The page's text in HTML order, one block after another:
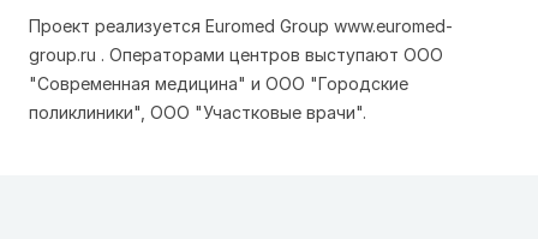
Проект реализуется Euromed Group www.euromed-
group.ru . Операторами центров выступают ООО
"Современная медицина" и ООО "Городские
поликлиники", ООО "Участковые врачи".